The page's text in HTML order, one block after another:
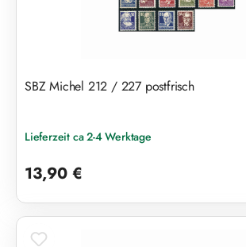
SBZ Michel 212 / 227 postfrisch
Lieferzeit ca 2-4 Werktage
13,90 €